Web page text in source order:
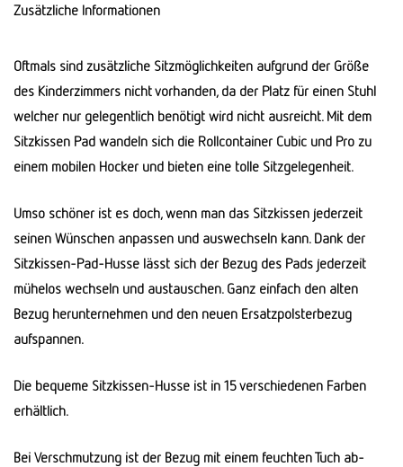
Zusätzliche Informationen
Oftmals sind zusätzliche Sitzmöglichkeiten aufgrund der Größe
des Kinderzimmers nicht vorhanden, da der Platz für einen Stuhl
welcher nur gelegentlich benötigt wird nicht ausreicht. Mit dem
Sitzkissen Pad wandeln sich die Rollcontainer Cubic und Pro zu
einem mobilen Hocker und bieten eine tolle Sitzgelegenheit.
Umso schöner ist es doch, wenn man das Sitzkissen jederzeit
seinen Wünschen anpassen und auswechseln kann. Dank der
Sitzkissen-Pad-Husse lässt sich der Bezug des Pads jederzeit
mühelos wechseln und austauschen. Ganz einfach den alten
Bezug herunternehmen und den neuen Ersatzpolsterbezug
aufspannen.
Die bequeme Sitzkissen-Husse ist in 15 verschiedenen Farben
erhältlich.
Bei Ver­schmut­zung ist der Bezug mit einem feuchten Tuch ab­